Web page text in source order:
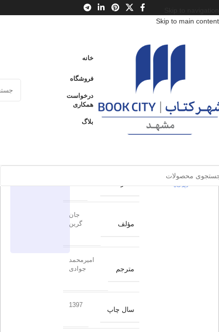
Skip to main content
خانه
فروشگاه
درخواست
همکاری
بلاگ
محصولات / کتاب جوان
فروخته شده
0 بدون
دیدگاه
لاک‌پشت رو
لاک‌پشت
مؤلف
جان
گرین
مترجم
امیرمحمد
جوادی
سال چاپ
1397